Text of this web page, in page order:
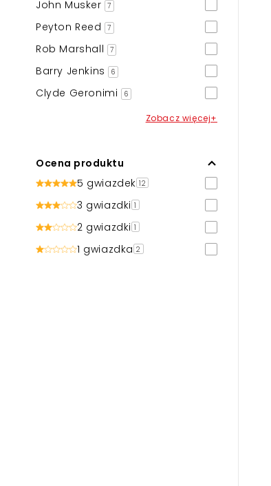
John Musker 7
Peyton Reed 7
Rob Marshall 7
Barry Jenkins 6
Clyde Geronimi 6
Zobacz więcej+
Ocena produktu
5 gwiazdek 12
3 gwiazdki 1
2 gwiazdki 1
1 gwiazdka 2